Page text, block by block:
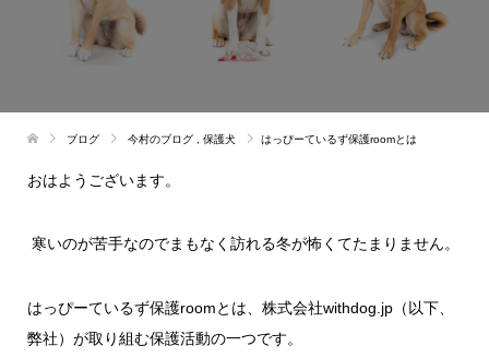
ブログ 今村のブログ 保護犬 はっぴーているず保護roomとは
おはようございます。
寒いのが苦手なのでまもなく訪れる冬が怖くてたまりません。
はっぴーているず保護roomとは、株式会社withdog.jp（以下、
弊社）が取り組む保護活動の一つです。